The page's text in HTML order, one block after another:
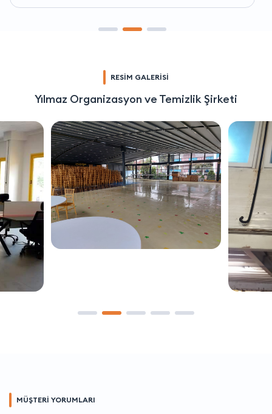
RESİM GALERİSİ
Yılmaz Organizasyon ve Temizlik Şirketi
MÜŞTERİ YORUMLARI